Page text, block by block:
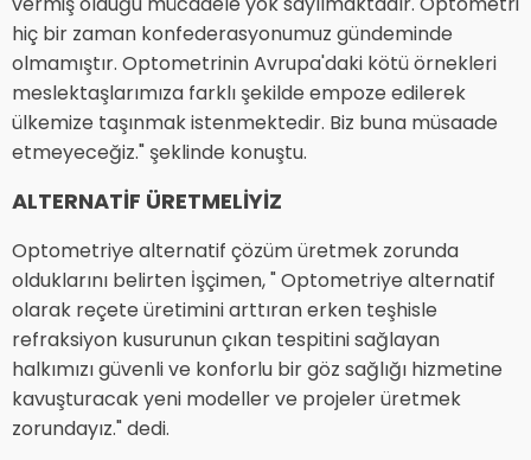
hiç bir zaman konfederasyonumuz gündeminde
olmamıştır. Optometrinin Avrupa'daki kötü örnekleri
meslektaşlarımıza farklı şekilde empoze edilerek
ülkemize taşınmak istenmektedir. Biz buna müsaade
etmeyeceğiz." şeklinde konuştu.
ALTERNATİF ÜRETMELİYİZ
Optometriye alternatif çözüm üretmek zorunda
olduklarını belirten İşçimen, " Optometriye alternatif
olarak reçete üretimini arttıran erken teşhisle
refraksiyon kusurunun çıkan tespitini sağlayan
halkımızı güvenli ve konforlu bir göz sağlığı hizmetine
kavuşturacak yeni modeller ve projeler üretmek
zorundayız." dedi.